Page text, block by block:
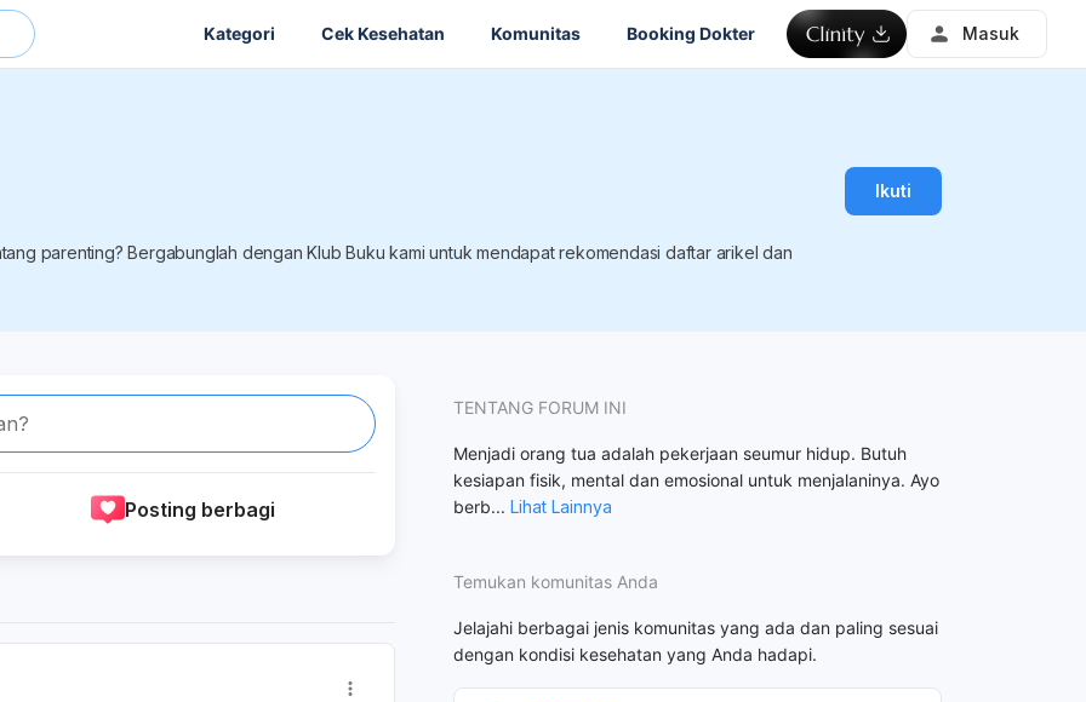
Kategori Cek Kesehatan Komunitas Booking Dokter Masuk
parenting? Bergabunglah dengan Klub Buku kami untuk mendapat rekomendasi daftar arikel dan
Ikuti
Posting berbagi
TENTANG FORUM INI
Menjadi orang tua adalah pekerjaan seumur hidup. Butuh
kesiapan fisik, mental dan emosional untuk menjalaninya. Ayo
berb...Lihat Lainnya
Temukan komunitas Anda
Jelajahi berbagai jenis komunitas yang ada dan paling sesuai
dengan kondisi kesehatan yang Anda hadapi.